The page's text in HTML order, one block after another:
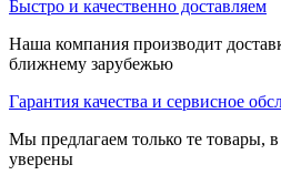
Быстро и качественно доставляем
Наша компания производит
ближнему зарубежью
Гарантия качества и сервисное
Мы предлагаем только те товары,
уверены